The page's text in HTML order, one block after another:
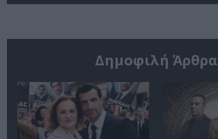
Δημοφιλή Άρθρα